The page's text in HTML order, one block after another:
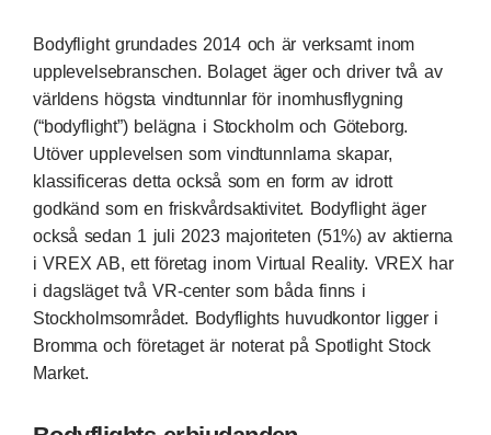
Bodyflight grundades 2014 och är verksamt inom
upplevelsebranschen. Bolaget äger och driver två av
världens högsta vindtunnlar för inomhusflygning
(“bodyflight”) belägna i Stockholm och Göteborg.
Utöver upplevelsen som vindtunnlarna skapar,
klassificeras detta också som en form av idrott
godkänd som en friskvårdsaktivitet. Bodyflight äger
också sedan 1 juli 2023 majoriteten (51%) av aktierna
i VREX AB, ett företag inom Virtual Reality. VREX har
i dagsläget två VR-center som båda finns i
Stockholmsområdet. Bodyflights huvudkontor ligger i
Bromma och företaget är noterat på Spotlight Stock
Market.